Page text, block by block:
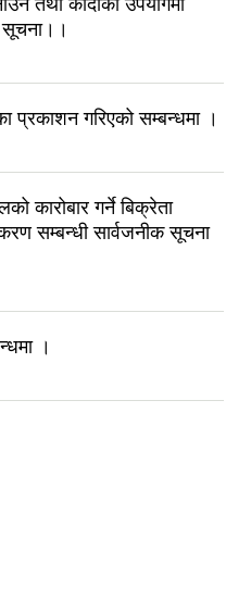
सूचना।।
प्रकाशन गरिएको सम्बन्धमा ।
कारोबार गर्ने बिक्रेता
सम्बन्धी सार्वजनीक सूचना
।